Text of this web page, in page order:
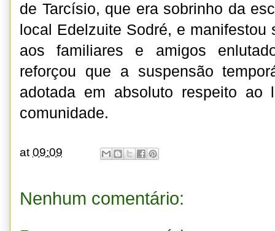
de Tarcísio, que era sobrinho da
local Edelzuite Sodré, e manifestou
aos familiares e amigos
reforçou que a suspensão
adotada em absoluto respeito
comunidade.
at09:09
Nenhum comentário: